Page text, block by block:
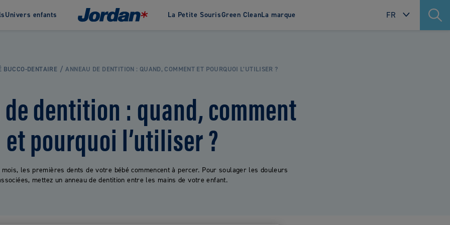
FR
Dentifrices Adultes
Brosses à dents écologique
VOIR TOUS LES PRODUITS
Univers enfants La Petite SourisGreen CleanLa marque
BUCCO-DENTAIRE ANNEAU DE DENTITION : QUAND, COMMENT ET POURQUOI L’UTILISER ?
dentition : quand, comment
et pourquoi l’utiliser ?
les premières dents de votre bébé commencent à percer. Pour soulager les douleurs
mettez un anneau de dentition entre les mains de votre enfant.